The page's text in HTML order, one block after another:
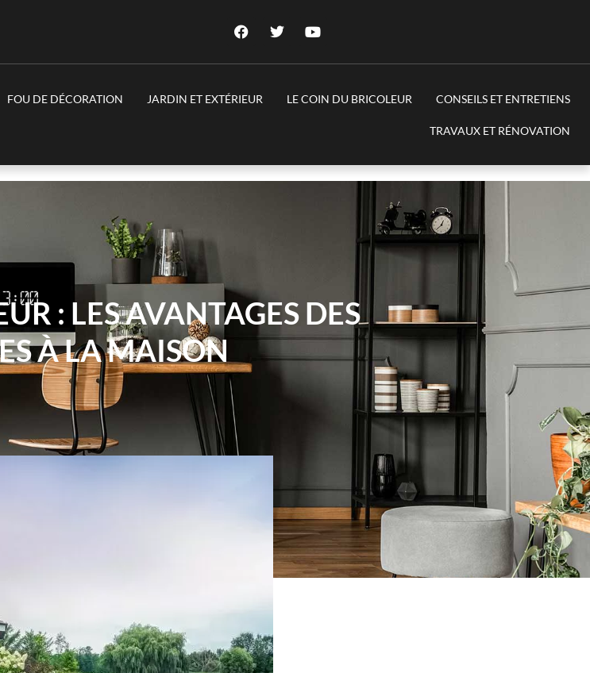
FOU DE DÉCORATION JARDIN ET EXTÉRIEUR LE COIN DU BRICOLEUR CONSEILS ET ENTRETIENS
TRAVAUX ET RÉNOVATION
: LES AVANTAGES DES
À LA MAISON